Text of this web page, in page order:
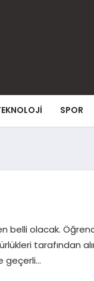
SPOR
belli olacak.
tarafından
geçerli…